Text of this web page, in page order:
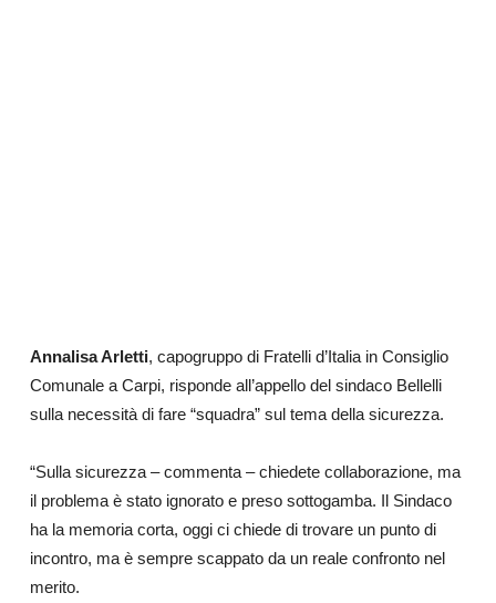
Annalisa Arletti, capogruppo di Fratelli d’Italia in Consiglio
Comunale a Carpi, risponde all’appello del sindaco Bellelli
sulla necessità di fare “squadra” sul tema della sicurezza.
“Sulla sicurezza – commenta – chiedete collaborazione, ma
il problema è stato ignorato e preso sottogamba. Il Sindaco
ha la memoria corta, oggi ci chiede di trovare un punto di
incontro, ma è sempre scappato da un reale confronto nel
merito.